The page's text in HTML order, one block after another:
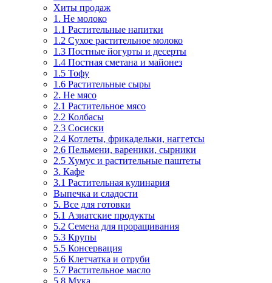
Хиты продаж
1. Не молоко
1.1 Растительные напитки
1.2 Сухое растительное молоко
1.3 Постные йогурты и десерты
1.4 Постная сметана и майонез
1.5 Тофу
1.6 Растительные сыры
2. Не мясо
2.1 Растительное мясо
2.2 Колбасы
2.3 Сосиски
2.4 Котлеты, фрикадельки, наггетсы
2.6 Пельмени, вареники, сырники
2.5 Хумус и растительные паштеты
3. Кафе
3.1 Растительная кулинария
Выпечка и сладости
5. Все для готовки
5.1 Азиатские продукты
5.2 Семена для проращивания
5.3 Крупы
5.5 Консервация
5.6 Клетчатка и отруби
5.7 Растительное масло
5.8 Мука